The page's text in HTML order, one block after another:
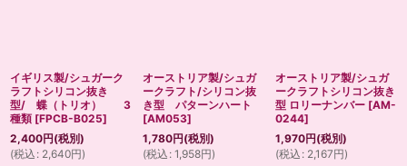
イギリス製/シュガーク
ラフトシリコン抜き
型/ 蝶（トリオ） 3
種類 [FPCB-B025]
2,400円(税別)
(税込 : 2,640円)
オーストリア製/シュガ
ークラフト/シリコン抜
き型 パターンハート
[AM053]
1,780円(税別)
(税込 : 1,958円)
オーストリア製/シュガ
ークラフトシリコン抜き
型 ロリーナンバー [AM-
0244]
1,970円(税別)
(税込 : 2,167円)